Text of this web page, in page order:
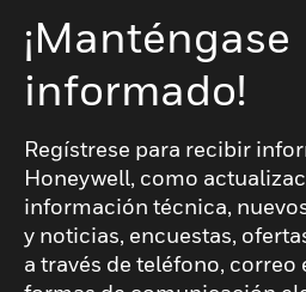
¡Manténgase
informado!
Regístrese para recibir
Honeywell, como
información técnica,
y noticias, encuestas,
a través de teléfono,